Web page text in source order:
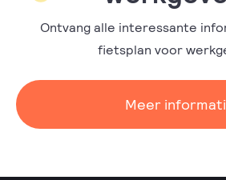
Ontvang alle interessante
fietsplan voor
Meer